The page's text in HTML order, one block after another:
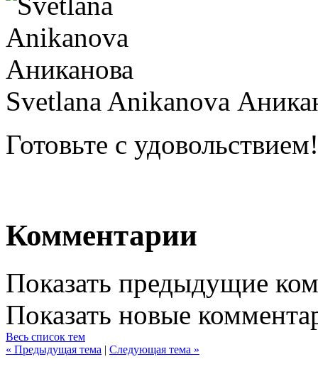
Svetlana Anikanova
Готовьте с удовольствием!
Комментарии
Показать предыдущие
Показать новые
Весь список тем
« Предыдущая тема | Следующая тема »